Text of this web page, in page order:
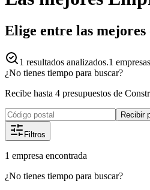
Elige entre las
1 resultados analizados.1
¿No tienes tiempo para buscar?
Recibe hasta 4 presupuestos de
Recibir
Filtros
1 empresa encontrada
¿No tienes tiempo para buscar?